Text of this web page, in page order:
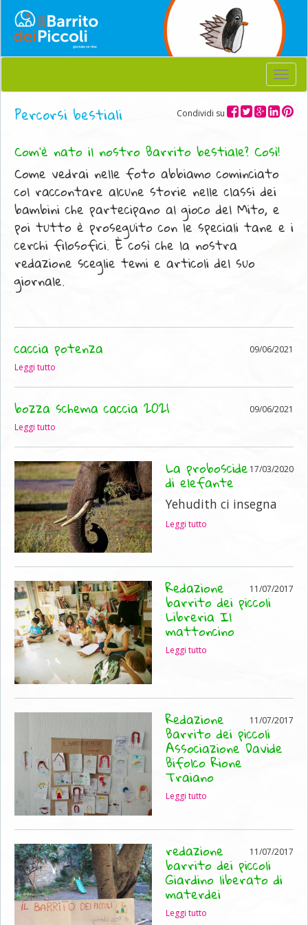
Menu
Condividi su
Percorsi bestiali
Com'è nato il nostro Barrito bestiale? Così!
Come vedrai nelle foto abbiamo cominciato
col raccontare alcune storie nelle classi dei
bambini che partecipano al gioco del Mito, e
poi tutto è proseguito con le speciali tane e i
cerchi filosofici. È così che la nostra
redazione sceglie temi e articoli del suo
giornale.
09/06/2021
caccia potenza
Leggi tutto
09/06/2021
bozza schema caccia 2021
Leggi tutto
17/03/2020
La proboscide
di elefante
Yehudith ci insegna
Leggi tutto
11/07/2017
Redazione
barrito dei piccoli
Libreria Il
mattoncino
Leggi tutto
11/07/2017
Redazione
Barrito dei piccoli
Associazione Davide
Bifolco Rione
Traiano
Leggi tutto
11/07/2017
redazione
barrito dei piccoli
Giardino liberato di
materdei
Leggi tutto